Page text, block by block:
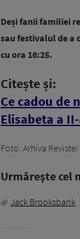
Deși fanii familiei
sau festivalul de a
cu ora 16:25.
Citește și:
Ce cadou de
Elisabeta a
Foto: Arhiva Revistei
Urmăreşte cel
Jack Brooksbank